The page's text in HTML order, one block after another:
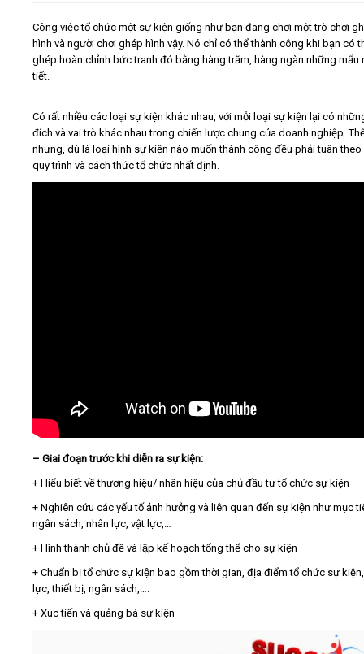
Video
Kiến thức
Công việc tổ chức một sự kiện giống như bạn đang chơi một trò chơi
hình và người chơi ghép hình vậy. Nó chỉ có thể thành công khi bạn có
ghép hoàn chỉnh bức tranh đó bằng hàng trăm, hàng ngàn những mẩu
tiết.
Có rất nhiều các loại sự kiện khác nhau, với mỗi loại sự kiện lại có
đích và vai trò khác nhau trong chiến lược chung của doanh nghiệp.
nhưng, dù là loại hình sự kiện nào muốn thành công đều phải tuân theo
quy trình và cách thức tổ chức nhất định.
– Giai đoạn trước khi diễn ra sự kiện:
+ Hiểu biết về thương hiệu/ nhãn hiệu của chủ đầu tư tổ chức sự kiện
+ Nghiên cứu các yếu tố ảnh hưởng và liên quan đến sự kiện như mục
ngân sách, nhân lực, vật lực,…
+ Hình thành chủ đề và lập kế hoạch tổng thể cho sự kiện
+ Chuẩn bị tổ chức sự kiện bao gồm thời gian, địa điểm tổ chức sự
lực, thiết bị, ngân sách,….
+ Xúc tiến và quảng bá sự kiện